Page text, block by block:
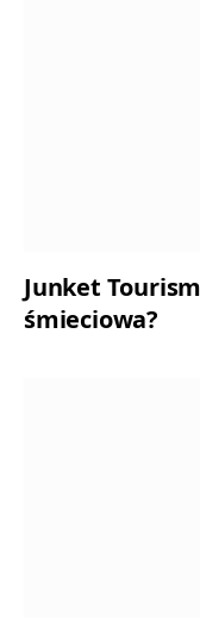
Junket
śmieciowa?